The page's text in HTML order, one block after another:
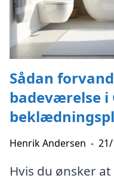
Sådan
badeværelse i
Henrik Andersen -
Hvis du ønsker